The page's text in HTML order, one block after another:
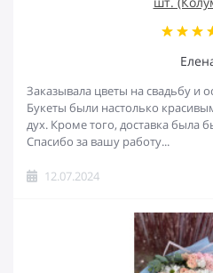
Заказывала цветы на свадьбу и
Букеты были настолько
дух. Кроме того, доставка была
Спасибо за вашу работу...
12.07.2024